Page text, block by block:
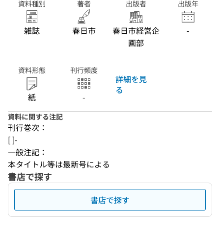
資料種別
雑誌
著者
春日市
出版者
春日市経営企
画部
出版年
-
資料形態
紙
刊行頻度
-
詳細を見
る
資料に関する注記
刊行巻次：
[ ]-
一般注記：
本タイトル等は最新号による
書店で探す
書店で探す